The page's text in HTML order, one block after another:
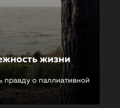
жизни
правду о паллиативной